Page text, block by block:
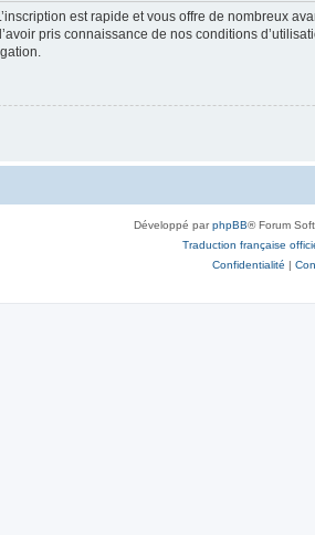
est rapide et vous offre de nombreux
pris connaissance de nos conditions
Développé parphpBB® Forum
Traduction française
Confidentialité |